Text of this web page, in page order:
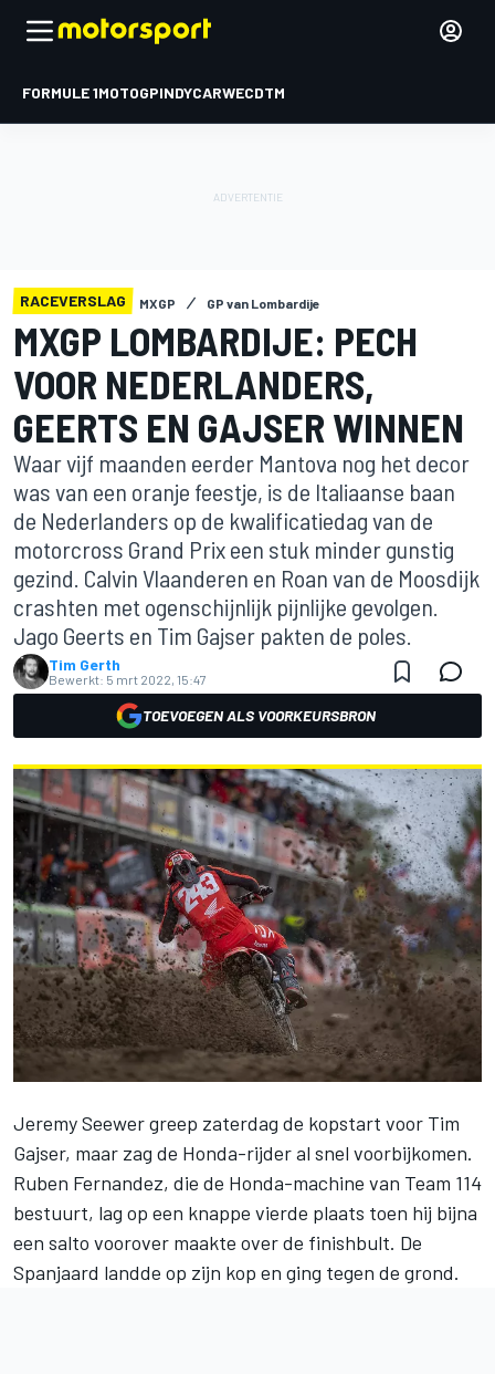
FORMULE 1MOTOGPINDYCARWECDTM
RACEVERSLAG MXGP GP van Lombardije
MXGP LOMBARDIJE: PECH
VOOR NEDERLANDERS,
GEERTS EN GAJSER WINNEN
Waar vijf maanden eerder Mantova nog het decor
was van een oranje feestje, is de Italiaanse baan
de Nederlanders op de kwalificatiedag van de
motorcross Grand Prix een stuk minder gunstig
gezind. Calvin Vlaanderen en Roan van de Moosdijk
crashten met ogenschijnlijk pijnlijke gevolgen.
Jago Geerts en Tim Gajser pakten de poles.
Tim Gerth
Bewerkt: 5 mrt 2022, 15:47
TOEVOEGEN ALS VOORKEURSBRON
Jeremy Seewer greep zaterdag de kopstart voor Tim
Gajser, maar zag de Honda-rijder al snel voorbijkomen.
Ruben Fernandez, die de Honda-machine van Team 114
bestuurt, lag op een knappe vierde plaats toen hij bijna
een salto voorover maakte over de finishbult. De
Spanjaard landde op zijn kop en ging tegen de grond.